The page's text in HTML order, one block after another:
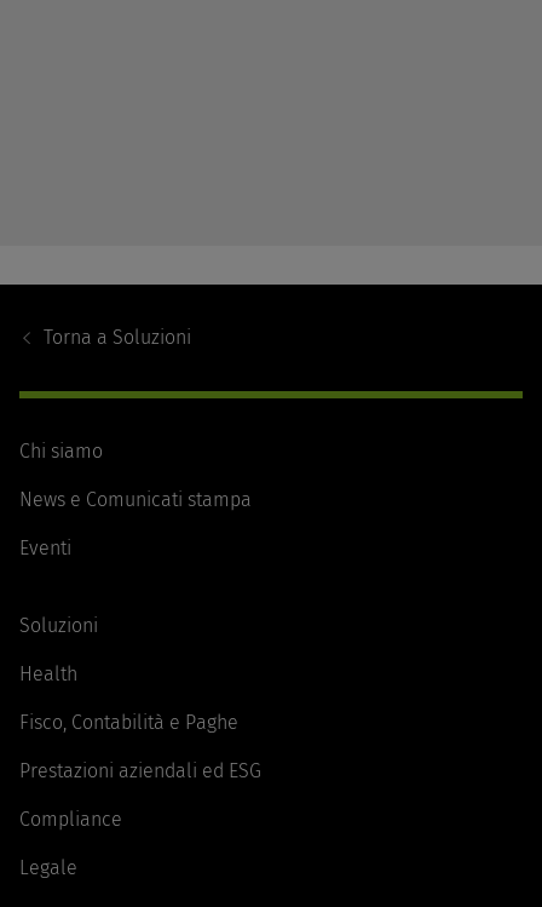
Torna a Soluzioni
Chi siamo
News e Comunicati stampa
Eventi
Soluzioni
Health
Fisco, Contabilità e Paghe
Prestazioni aziendali ed ESG
Compliance
Legale